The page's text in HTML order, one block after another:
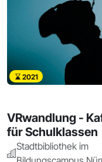
2021
VRwandlung -
für Schulklassen
Stadtbibliothek im